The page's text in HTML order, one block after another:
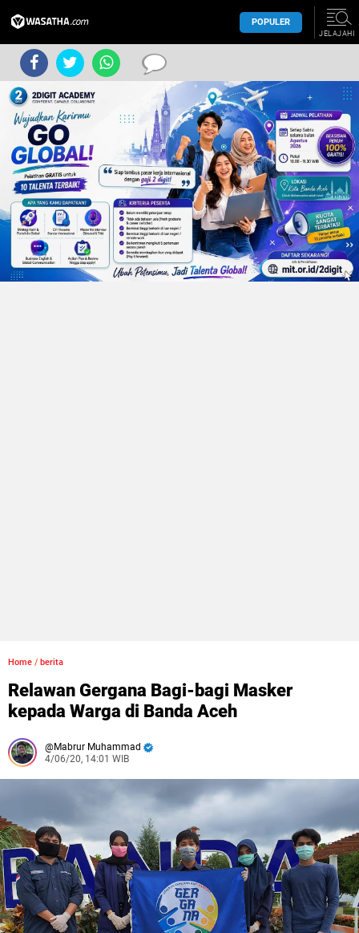
POPULER
JELAJAHI
Home / berita
Relawan Gergana Bagi-bagi Masker
kepada Warga di Banda Aceh
Mabrur Muhammad
4/06/20, 14:01 WIB